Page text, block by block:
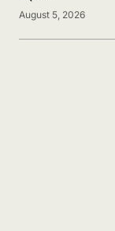
August 5, 2026